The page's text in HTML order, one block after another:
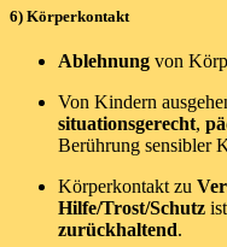
6) Körperkontakt
Ablehnung von
Von Kindern
situationsgerecht,
Berührung sensibler
Körperkontakt zu
Hilfe/Trost/Schutz
zurückhaltend.